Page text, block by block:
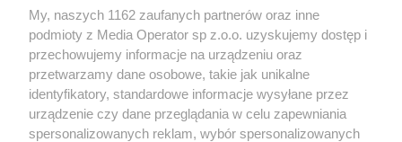
1 / 0
Wydawca mediów lokalnych
My, naszych 1162 zaufanych partnerów oraz inne
podmioty z Media Operator sp z.o.o. uzyskujemy dostęp i
przechowujemy informacje na urządzeniu oraz
przetwarzamy dane osobowe, takie jak unikalne
identyfikatory, standardowe informacje wysyłane przez
urządzenie czy dane przeglądania w celu zapewniania
spersonalizowanych reklam, wybór spersonalizowanych